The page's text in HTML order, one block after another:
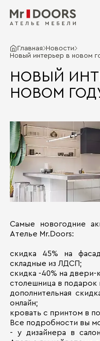
Главная
Новости
Новый интерьер в новом
НОВЫЙ
НОВОМ ГОДУ
Самые новогодние
Ателье Mr.Doors:
скидка 45% на
складные из ЛДСП;
скидка -40% на
столешница в подарок
дополнительная
онлайн;
кровать с принтом в
Все подробности вы
- у дизайнера в